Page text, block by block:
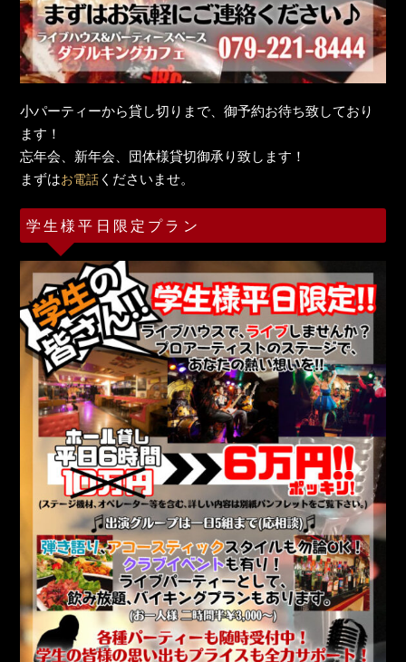
小パーティーから貸し切りまで、御予約お待ち致しており
ます！
忘年会、新年会、団体様貸切御承り致します！
まずはお電話 くださいませ。
学生様平日限定プラン